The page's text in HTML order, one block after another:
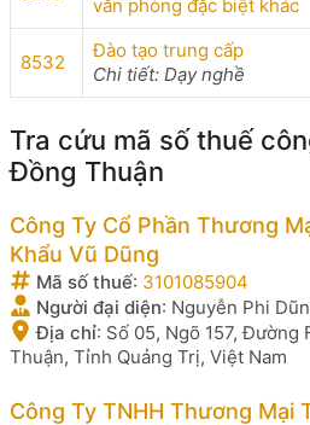
văn phòng đặc biệt khác
8532
Đào tạo trung cấp
Chi tiết: Dạy nghề
Tra cứu mã số thuế
Đồng Thuận
Công Ty Cổ Phần Thương
Khẩu Vũ Dũng
Mã số thuế: 3101085904
Người đại diện: Nguyễn Phi
Địa chỉ: Số 05, Ngõ 157, Đường
Thuận, Tỉnh Quảng Trị, Việt Nam
Công Ty TNHH Thương Mại